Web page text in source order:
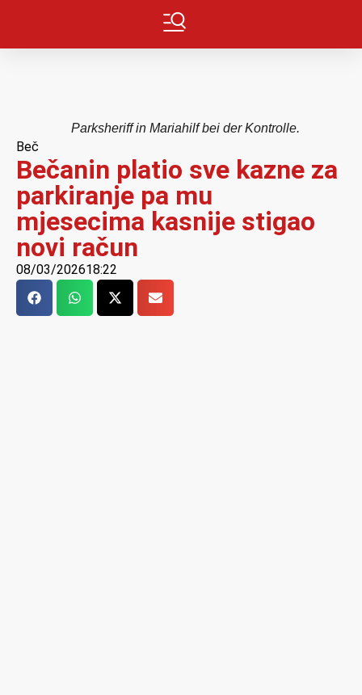
Parksheriff in Mariahilf bei der Kontrolle.
Beč
Bečanin platio sve kazne za
parkiranje pa mu
mjesecima kasnije stigao
novi račun
08/03/202618:22